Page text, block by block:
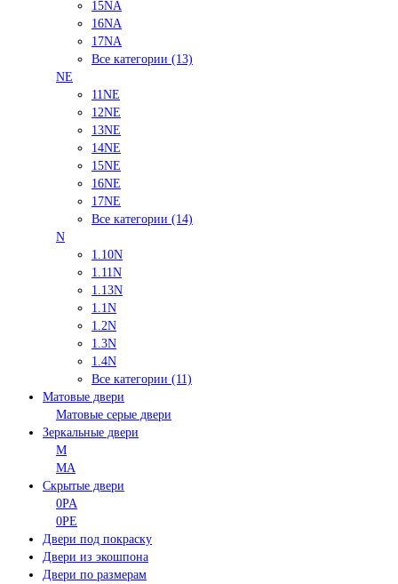
15NA
16NA
17NA
Все категории (13)
NE
11NE
12NE
13NE
14NE
15NE
16NE
17NE
Все категории (14)
N
1.10N
1.11N
1.13N
1.1N
1.2N
1.3N
1.4N
Все категории (11)
Матовые двери
Матовые серые двери
Зеркальные двери
M
MA
Скрытые двери
0PA
0PE
Двери под покраску
Двери из экошпона
Двери по размерам